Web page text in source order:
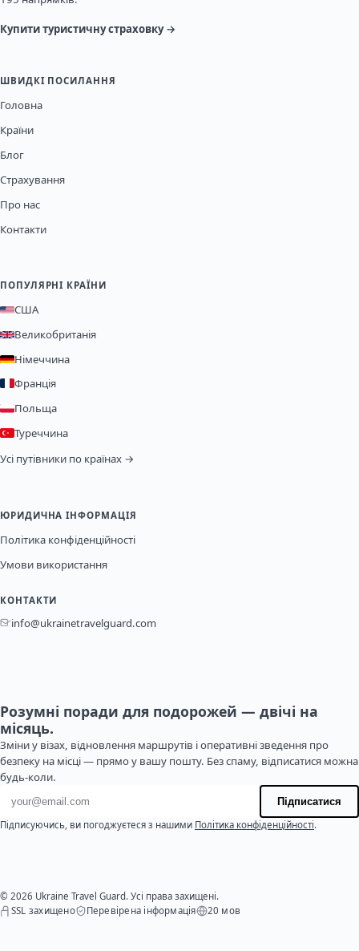
Купити туристичну страховку →
ШВИДКІ ПОСИЛАННЯ
Головна
Країни
Блог
Страхування
Про нас
Контакти
ПОПУЛЯРНІ КРАЇНИ
США
Великобританія
Німеччина
Франція
Польща
Туреччина
Усі путівники по країнах →
ЮРИДИЧНА ІНФОРМАЦІЯ
Політика конфіденційності
Умови використання
КОНТАКТИ
info@ukrainetravelguard.com
Розумні поради для подорожей — двічі на
місяць.
Зміни у візах, відновлення маршрутів і оперативні зведення про
безпеку на місці — прямо у вашу пошту. Без спаму, відписатися можна
будь-коли.
Адреса електронної пошти
Підписатися
Підписуючись, ви погоджуєтеся з нашими Політика конфіденційності.
© 2026 Ukraine Travel Guard. Усі права захищені.
SSL захищено
Перевірена інформація 20 мов